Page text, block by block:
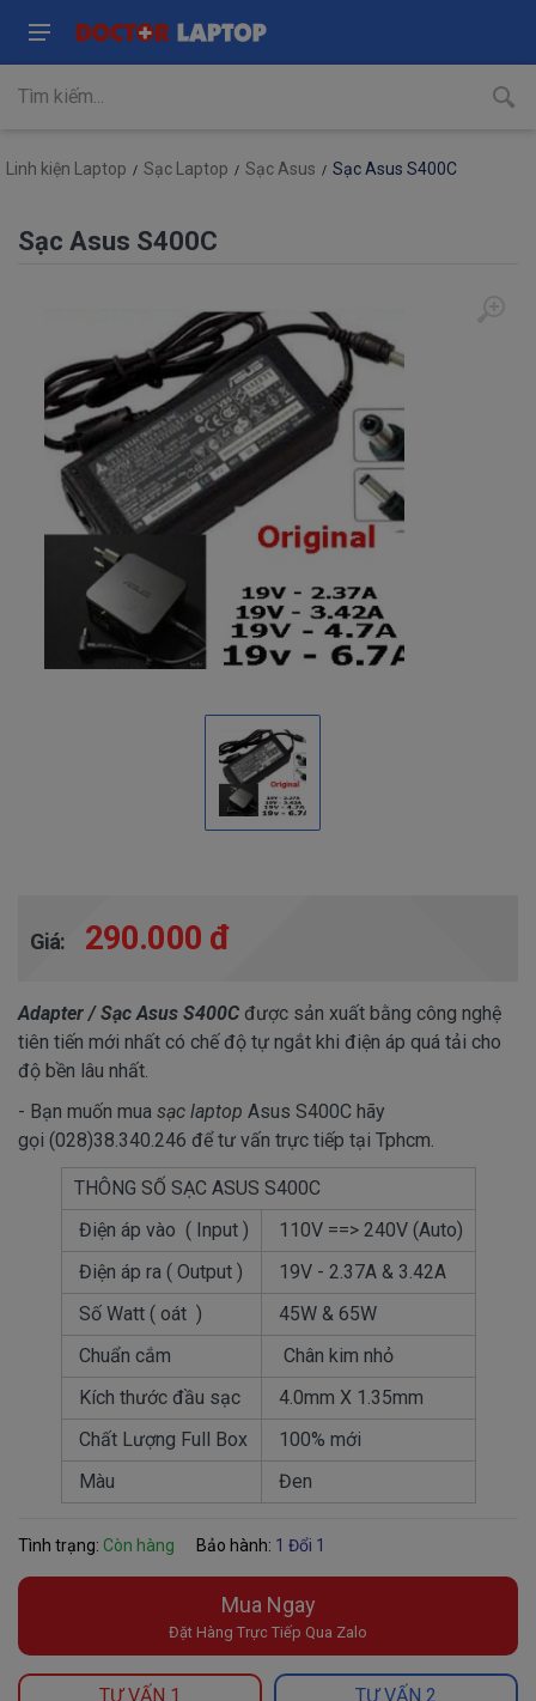
Linh kiện Laptop Sạc Laptop Sạc Asus Sạc Asus S400C
Sạc Asus S400C
Giá: 290.000 đ
Adapter / Sạc Asus S400C được sản xuất bằng công nghệ
tiên tiến mới nhất có chế độ tự ngắt khi điện áp quá tải cho
độ bền lâu nhất.
- Bạn muốn mua sạc laptop Asus S400C hãy
gọi (028)38.340.246 để tư vấn trực tiếp tại Tphcm.
THÔNG SỐ SẠC ASUS S400C
Điện áp vào ( Input )
110V ==> 240V (Auto)
Điện áp ra ( Output )
19V - 2.37A & 3.42A
Số Watt ( oát )
45W & 65W
Chuẩn cắm
Chân kim nhỏ
Kích thước đầu sạc
4.0mm X 1.35mm
Chất Lượng Full Box
100% mới
Màu
Đen
Tình trạng: Còn hàng Bảo hành: 1 Đổi 1
Mua Ngay
Đặt Hàng Trực Tiếp Qua Zalo
TƯ VẤN 1 TƯ VẤN 2